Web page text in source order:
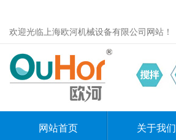
欢迎光临上海欧河机械设备有限公司网站！
网站首页 关于我们